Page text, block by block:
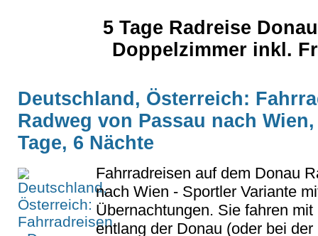
5 Tage Radreise
Doppelzimmer inkl.
Deutschland, Österreich:
Radweg von Passau nach
Tage, 6 Nächte
Fahrradreisen auf dem Donau
nach Wien - Sportler Variante
Übernachtungen. Sie fahren mit
entlang der Donau (oder bei